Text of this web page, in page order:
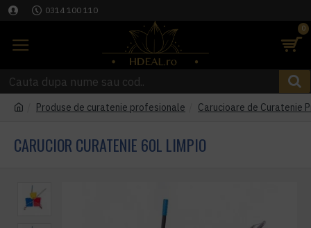
0314 100 110
0
Produse de curatenie profesionale Carucioare de Curatenie
CARUCIOR CURATENIE 60L LIMPIO